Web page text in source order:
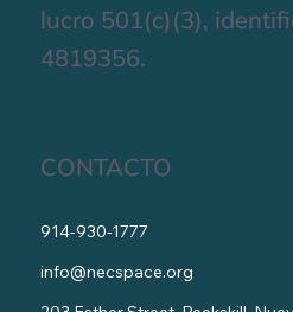
lucro 501(c)(3),
4819356.
CONTACTO
914-930-1777
info@necspace.org